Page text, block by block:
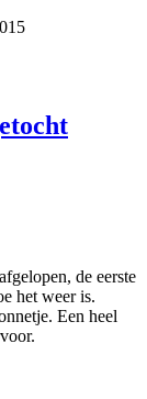
de eerste
het weer is.
Een heel